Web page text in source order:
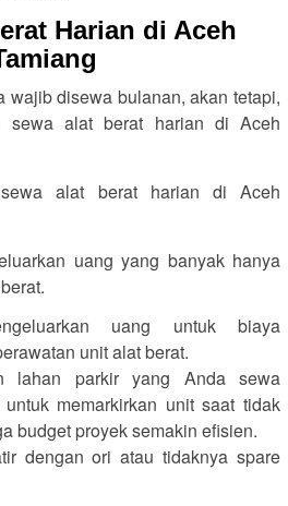
Harian di Aceh
wajib disewa bulanan, akan tetapi,
sewa alat berat harian di Aceh
sewa alat berat harian di Aceh
uang yang banyak hanya
uang untuk biaya
unit alat berat.
lahan parkir yang Anda sewa
memarkirkan unit saat tidak
budget proyek semakin efisien.
dengan ori atau tidaknya spare